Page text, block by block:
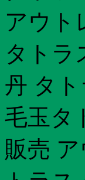
アウト
タトラ
丹 タ
毛玉タ
販売